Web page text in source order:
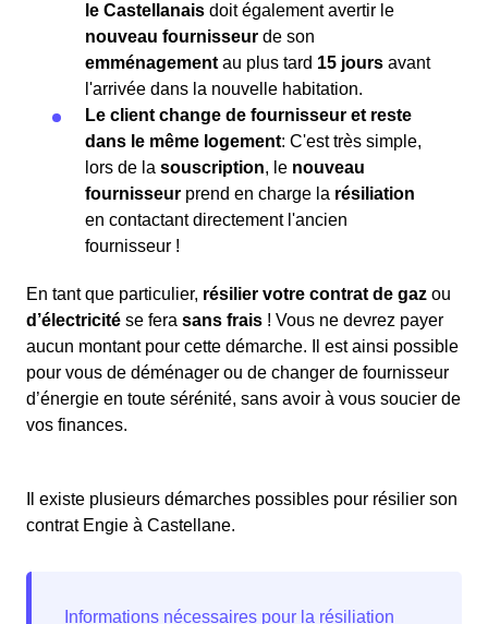
le Castellanais doit également avertir le
nouveau fournisseur de son
emménagement au plus tard 15 jours avant
l'arrivée dans la nouvelle habitation.
Le client change de fournisseur et reste
dans le même logement: C'est très simple,
lors de la souscription, le nouveau
fournisseur prend en charge la résiliation
en contactant directement l'ancien
fournisseur !
En tant que particulier, résilier votre contrat de gaz ou
d’électricité se fera sans frais ! Vous ne devrez payer
aucun montant pour cette démarche. Il est ainsi possible
pour vous de déménager ou de changer de fournisseur
d’énergie en toute sérénité, sans avoir à vous soucier de
vos finances.
Il existe plusieurs démarches possibles pour résilier son
contrat Engie à Castellane.